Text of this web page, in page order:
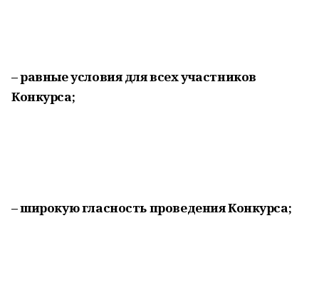
– равные условия для всех участников
Конкурса;
– широкую гласность проведения Конкурса;